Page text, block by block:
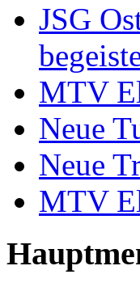
JSG
MTV
Neue
Neue
MTV